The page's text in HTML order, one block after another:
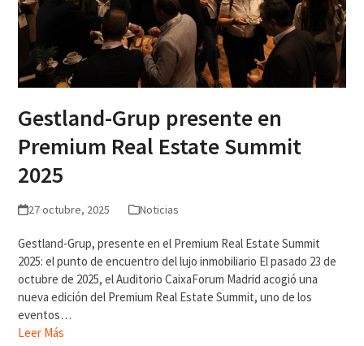
Gestland-Grup presente en
Premium Real Estate Summit
2025
27 octubre, 2025 Noticias
Gestland-Grup, presente en el Premium Real Estate Summit
2025: el punto de encuentro del lujo inmobiliario El pasado 23 de
octubre de 2025, el Auditorio CaixaForum Madrid acogió una
nueva edición del Premium Real Estate Summit, uno de los
eventos…
Leer Más